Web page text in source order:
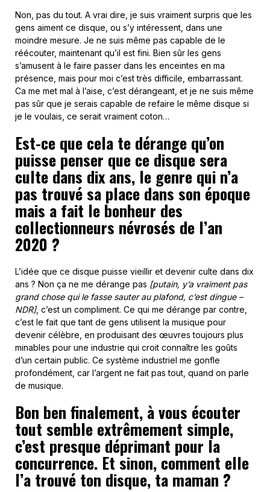
Non, pas du tout. A vrai dire, je suis vraiment surpris que les
gens aiment ce disque, ou s’y intéressent, dans une
moindre mesure. Je ne suis même pas capable de le
réécouter, maintenant qu’il est fini. Bien sûr les gens
s’amusent à le faire passer dans les enceintes en ma
présence, mais pour moi c’est très difficile, embarrassant.
Ca me met mal à l’aise, c’est dérangeant, et je ne suis même
pas sûr que je serais capable de refaire le même disque si
je le voulais, ce serait vraiment coton…
Est-ce que cela te dérange qu’on
puisse penser que ce disque sera
culte dans dix ans, le genre qui n’a
pas trouvé sa place dans son époque
mais a fait le bonheur des
collectionneurs névrosés de l’an
2020 ?
L’idée que ce disque puisse vieillir et devenir culte dans dix
ans ? Non ça ne me dérange pas [putain, y’a vraiment pas
grand chose qui le fasse sauter au plafond, c’est dingue –
NDR], c’est un compliment. Ce qui me dérange par contre,
c’est le fait que tant de gens utilisent la musique pour
devenir célèbre, en produisant des œuvres toujours plus
minables pour une industrie qui croit connaître les goûts
d’un certain public. Ce système industriel me gonfle
profondément, car l’argent ne fait pas tout, quand on parle
de musique.
Bon ben finalement, à vous écouter
tout semble extrêmement simple,
c’est presque déprimant pour la
concurrence. Et sinon, comment elle
l’a trouvé ton disque, ta maman ?